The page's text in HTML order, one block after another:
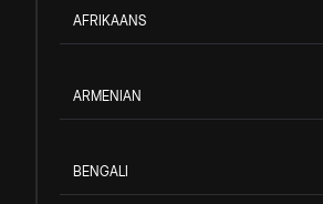
AFRIKAANS
ARMENIAN
BENGALI